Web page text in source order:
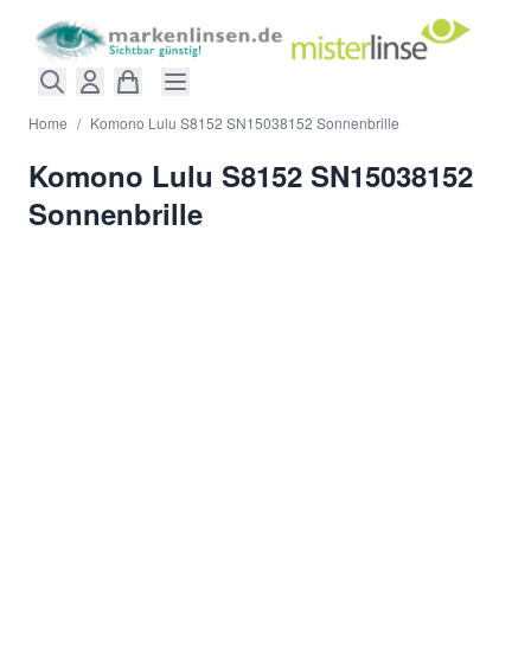
Home / Komono Lulu S8152 SN15038152 Sonnenbrille
Komono Lulu S8152 SN15038152
Sonnenbrille